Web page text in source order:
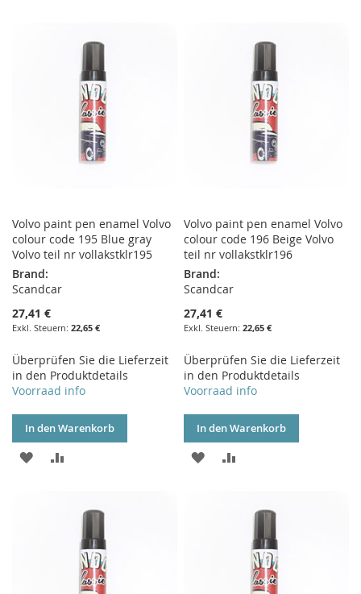
HINZUFÜGENHINZUFÜGEN
HINZUFÜGENHINZUFÜGEN
Volvo paint pen enamel Volvo
colour code 195 Blue gray
Volvo teil nr vollakstklr195
Brand:
Scandcar
27,41 €
22,65 €
Überprüfen Sie die Lieferzeit
in den Produktdetails
Voorraad info
In den Warenkorb
ZUR
HINZUFÜGENHINZUFÜGEN
Volvo paint pen enamel Volvo
colour code 196 Beige Volvo
teil nr vollakstklr196
Brand:
Scandcar
27,41 €
22,65 €
Überprüfen Sie die Lieferzeit
in den Produktdetails
Voorraad info
In den Warenkorb
ZUR
HINZUFÜGENHINZUFÜGEN